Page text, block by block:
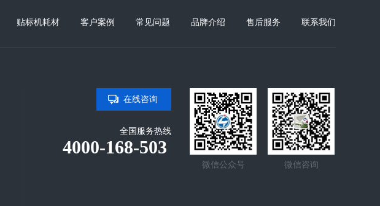
贴标机耗材 客户案例 常见问题 品牌介绍 售后服务 联系我们
在线咨询
全国服务热线
4000-168-503
微信公众号 微信咨询